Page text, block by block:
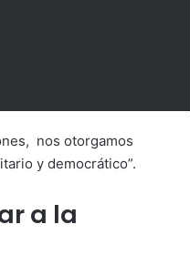
nos otorgamos
y democrático”.
a la